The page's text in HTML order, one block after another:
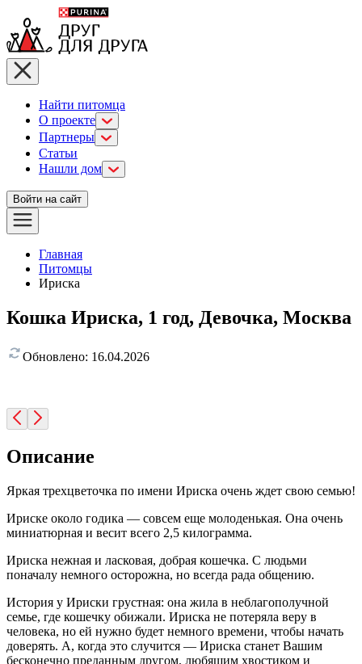
Найти питомца
О проекте
Партнеры
Статьи
Нашли дом
Войти на сайт
Главная
Питомцы
Ириска
Кошка Ириска, 1 год, Девочка, Москва
Обновлено: 16.04.2026
Описание
Яркая трехцветочка по имени Ириска очень ждет свою семью!
Ириске около годика — совсем еще молоденькая. Она очень
миниатюрная и весит всего 2,5 килограмма.
Ириска нежная и ласковая, добрая кошечка. С людьми
поначалу немного осторожна, но всегда рада общению.
История у Ириски грустная: она жила в неблагополучной
семье, где кошечку обижали. Ириска не потеряла веру в
человека, но ей нужно будет немного времени, чтобы начать
доверять. А, когда это случится — Ириска станет Вашим
бесконечно преданным другом, любящим хвостиком и